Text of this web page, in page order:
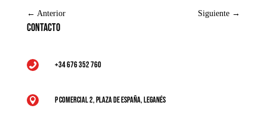
← Anterior Siguiente →
Contacto
 +34 676 352 760
 P Comercial 2, Plaza de España, Leganés